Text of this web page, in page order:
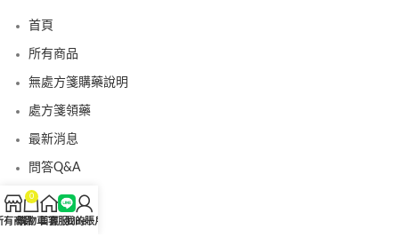
首頁
所有商品
無處方箋購藥說明
處方箋領藥
最新消息
問答Q&A
認識我們
聯絡我們
有商品
0
購物車首頁客服Line
我的賬戶